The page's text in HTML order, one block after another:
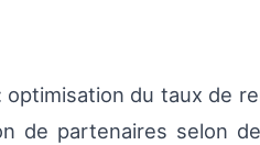
du taux de
partenaires selon